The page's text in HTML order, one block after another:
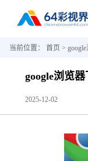
当前位置： 首页 >
google浏览
2025-12-02